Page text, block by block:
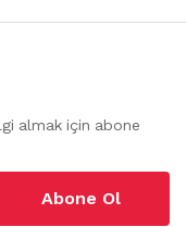
almak için abone
Abone Ol